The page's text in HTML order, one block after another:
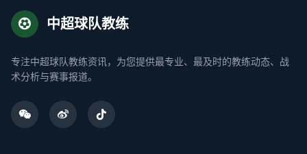
中超球队教练
专注中超球队教练资讯，为您提供最专业、最及时的教练动态、战
术分析与赛事报道。